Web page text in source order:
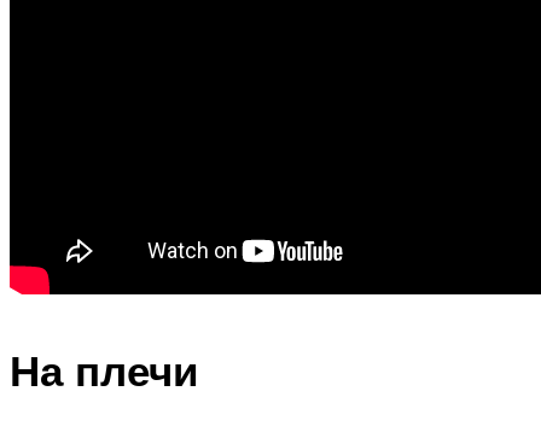
На плечи